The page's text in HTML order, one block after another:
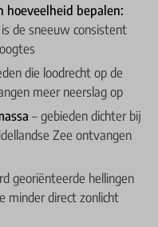
bepalen:
de sneeuw consistent
die loodrecht op de
meer neerslag op
– gebieden dichter bij
Zee ontvangen
georiënteerde hellingen
minder direct zonlicht